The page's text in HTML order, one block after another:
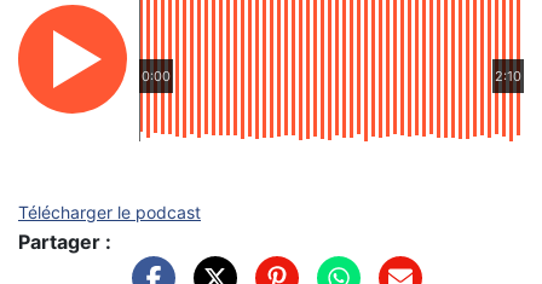
0:00 2:10
Télécharger le podcast
Partager :